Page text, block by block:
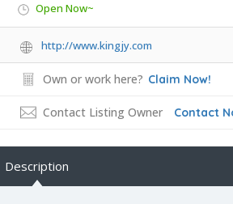
Open Now~
http://www.kingjy.com
Own or work here? Claim Now!
Contact Listing Owner Contact
Description